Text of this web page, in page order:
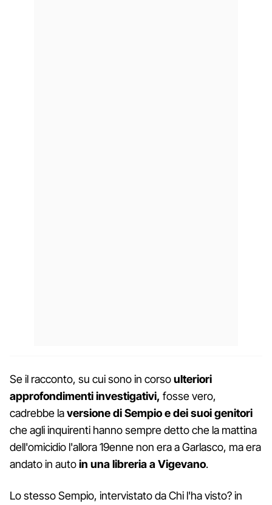
Se il racconto, su cui sono in corsoulteriori
approfondimenti investigativi, fosse vero,
cadrebbe laversione di Sempio e dei suoi genitori
che agli inquirenti hanno sempre detto che la mattina
dell'omicidio l'allora 19enne non era a Garlasco, ma era
andato in autoin una libreria a Vigevano.
Lo stesso Sempio, intervistato da Chi l'ha visto? in